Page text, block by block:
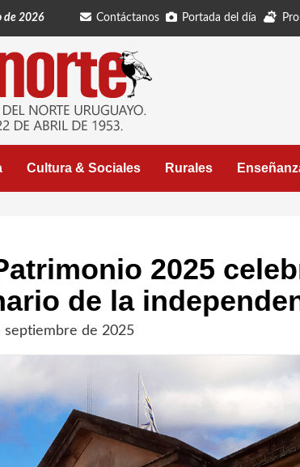
de 2026 Contáctanos Portada del día
Cultura & Sociales Rurales
2025
de la
septiembre de 2025